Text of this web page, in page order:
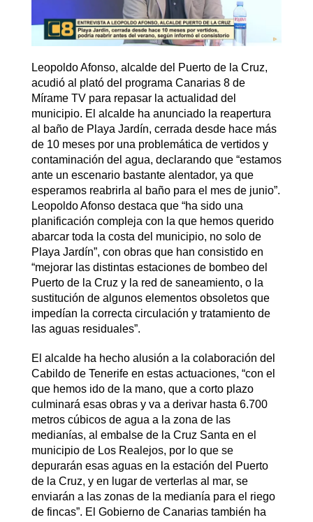
Leopoldo Afonso, alcalde del Puerto de la Cruz,
acudió al plató del programa Canarias 8 de
Mírame TV para repasar la actualidad del
municipio. El alcalde ha anunciado la reapertura
al baño de Playa Jardín, cerrada desde hace más
de 10 meses por una problemática de vertidos y
contaminación del agua, declarando que “estamos
ante un escenario bastante alentador, ya que
esperamos reabrirla al baño para el mes de junio”.
Leopoldo Afonso destaca que “ha sido una
planificación compleja con la que hemos querido
abarcar toda la costa del municipio, no solo de
Playa Jardín”, con obras que han consistido en
“mejorar las distintas estaciones de bombeo del
Puerto de la Cruz y la red de saneamiento, o la
sustitución de algunos elementos obsoletos que
impedían la correcta circulación y tratamiento de
las aguas residuales”.
El alcalde ha hecho alusión a la colaboración del
Cabildo de Tenerife en estas actuaciones, “con el
que hemos ido de la mano, que a corto plazo
culminará esas obras y va a derivar hasta 6.700
metros cúbicos de agua a la zona de las
medianías, al embalse de la Cruz Santa en el
municipio de Los Realejos, por lo que se
depurarán esas aguas en la estación del Puerto
de la Cruz, y en lugar de verterlas al mar, se
enviarán a las zonas de la medianía para el riego
de fincas”. El Gobierno de Canarias también ha